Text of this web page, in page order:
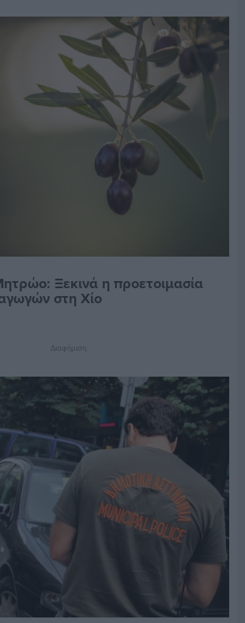
Ξεκινά η προετοιμασία
στη Χίο
Διαφήμιση